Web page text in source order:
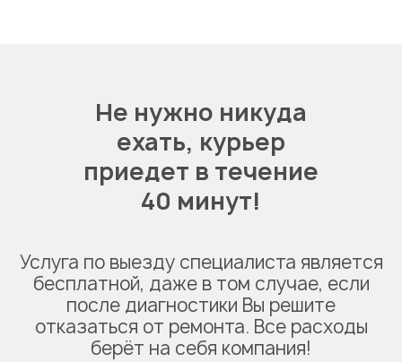
Не нужно никуда
ехать, курьер
приедет в течение
40 минут!
Услуга по выезду специалиста является
бесплатной, даже в том случае, если
после диагностики Вы решите
отказаться от ремонта. Все расходы
берёт на себя компания!